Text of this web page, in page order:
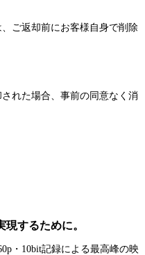
ご返却前にお客様自身で削除
れた場合、事前の同意なく消
するために。
・10bit記録による最高峰の映